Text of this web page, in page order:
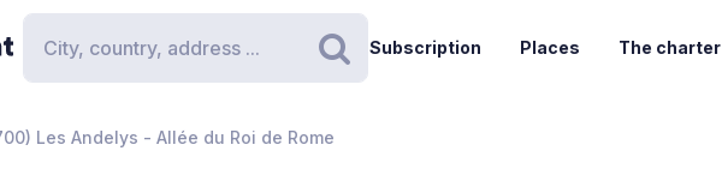
Search
Subscription Places The charter
Les Andelys - Allée du Roi de Rome